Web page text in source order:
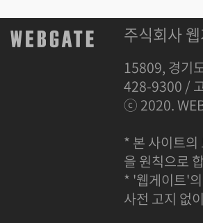
주식회사
15809, 경기
428-9300 /
ⓒ 2020.
* 본 사이트의
을 원칙으로
* '웹게이트'
사전 고지 없